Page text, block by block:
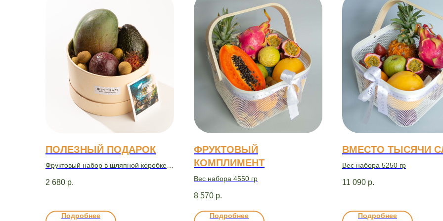
ПОЛЕЗНЫЙ ПОДАРОК
Фруктовый набор в шляпной коробке
2 680 р.
Подробнее
ФРУКТОВЫЙ
КОМПЛИМЕНТ
Вес набора 4550 гр
8 570 р.
Подробнее
ВМЕСТО ТЫСЯЧИ
Вес набора 5250 гр
11 090 р.
Подробнее